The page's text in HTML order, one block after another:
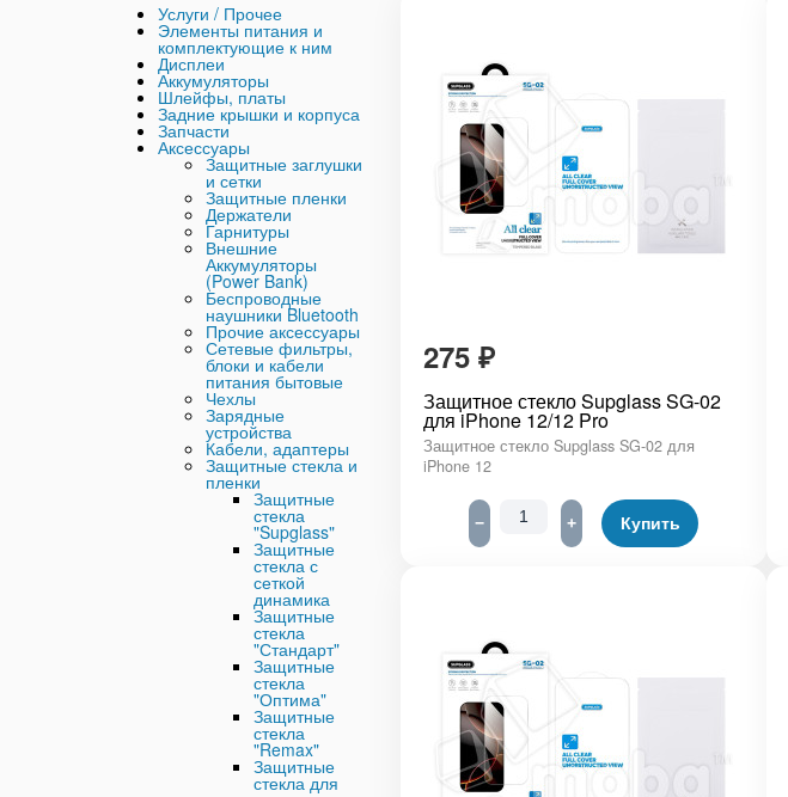
Услуги / Прочее
Элементы питания и
комплектующие к ним
Дисплеи
Аккумуляторы
Шлейфы, платы
Задние крышки и корпуса
Запчасти
Аксессуары
Защитные заглушки
и сетки
Защитные пленки
Держатели
Гарнитуры
Внешние
Аккумуляторы
(Power Bank)
Беспроводные
наушники Bluetooth
Прочие аксессуары
Сетевые фильтры,
блоки и кабели
питания бытовые
Чехлы
Зарядные
устройства
Кабели, адаптеры
Защитные стекла и
пленки
Защитные
стекла
"Supglass"
Защитные
стекла с
сеткой
динамика
Защитные
стекла
"Стандарт"
Защитные
стекла
"Оптима"
Защитные
стекла
"Remax"
Защитные
стекла для
275 ₽
Защитное стекло Supglass SG-02
для iPhone 12/12 Pro
Защитное стекло Supglass SG-02 для
iPhone 12
− + Купить